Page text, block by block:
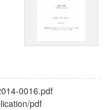
0016.pdf
pdf